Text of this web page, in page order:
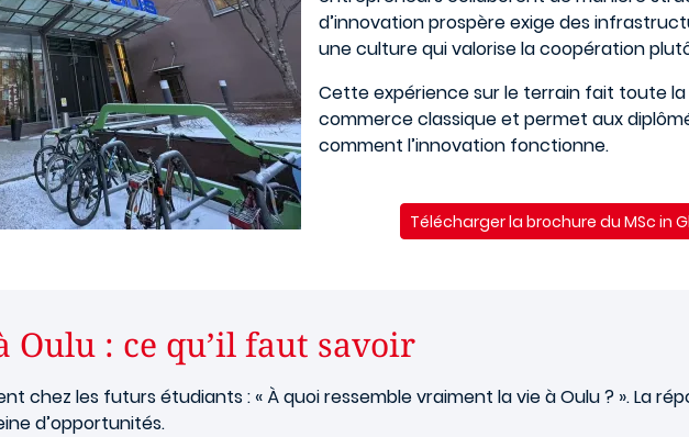
d’innovation prospère exige des
une culture qui valorise la coopération
Cette expérience sur le terrain fait toute
commerce classique et permet aux
comment l’innovation fonctionne.
Télécharger la brochure du MSc in
Oulu : ce qu’il faut savoir
chez les futurs étudiants : « À quoi ressemble vraiment la vie à Oulu ? ». La
d’opportunités.